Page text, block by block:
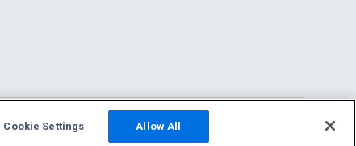
Cookie Settings Allow All